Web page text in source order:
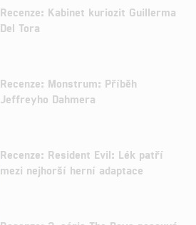
Recenze: Kabinet kuriozit Guillerma
Del Tora
Recenze: Monstrum: Příběh
Jeffreyho Dahmera
Recenze: Resident Evil: Lék patří
mezi nejhorší herní adaptace